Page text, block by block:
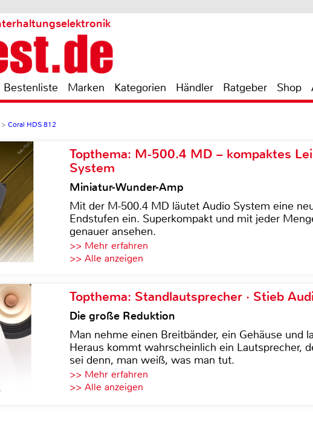
Bestenliste Marken Kategorien Händler Ratgeber Shop
> Coral HDS 812
Topthema: M-500.4 MD – kompaktes
System
Miniatur-Wunder-Amp
Mit der M-500.4 MD läutet Audio System eine
Endstufen ein. Superkompakt und mit jeder
genauer ansehen.
>> Mehr erfahren
>> Alle anzeigen
Topthema: Standlautsprecher · Stieb
Die große Reduktion
Man nehme einen Breitbänder, ein Gehäuse und
Heraus kommt wahrscheinlich ein Lautsprecher,
sei denn, man weiß, was man tut.
>> Mehr erfahren
>> Alle anzeigen